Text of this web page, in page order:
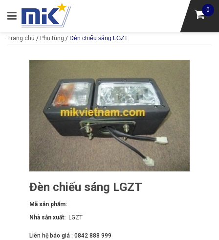
0
Trang chủ / Phụ tùng / Đèn chiếu sáng LGZT
Đèn chiếu sáng LGZT
Mã sản phẩm:
Nhà sản xuất: LGZT
Liên hệ báo giá : 0842 888 999